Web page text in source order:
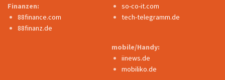
Finanzen:
88finance.com
88finanz.de
so-co-it.com
tech-telegramm.de
mobile/Handy:
iinews.de
mobiliko.de